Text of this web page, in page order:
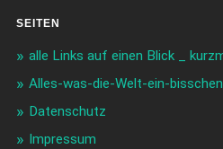
SEITEN
alle Links auf einen Blick _
Alles-was-die-Welt-ein-
Datenschutz
Impressum